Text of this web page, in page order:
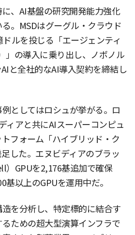
、AI基盤の研究開発能力強化
。MSDはグーグル・クラウド
ルを投じる「エージェンティ
」の導入に乗り出し、ノボノル
と全社的なAI導入契約を締結し
としてはロシュが挙がる。ロ
ィアと共にAIスーパーコンピュ
フォーム「ハイブリッド・ク
した。エヌビディアのブラッ
）GPUを2,176基追加で確保
基以上のGPUを運用中だ。
を分析し、特定標的に結合す
ための超大型演算インフラで